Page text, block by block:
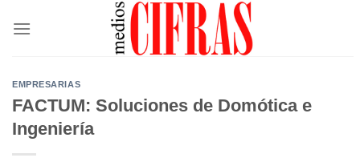
EMPRESARIAS
FACTUM: Soluciones de Domótica e
Ingeniería